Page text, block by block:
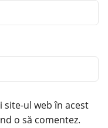
site-ul web în acest
o să comentez.